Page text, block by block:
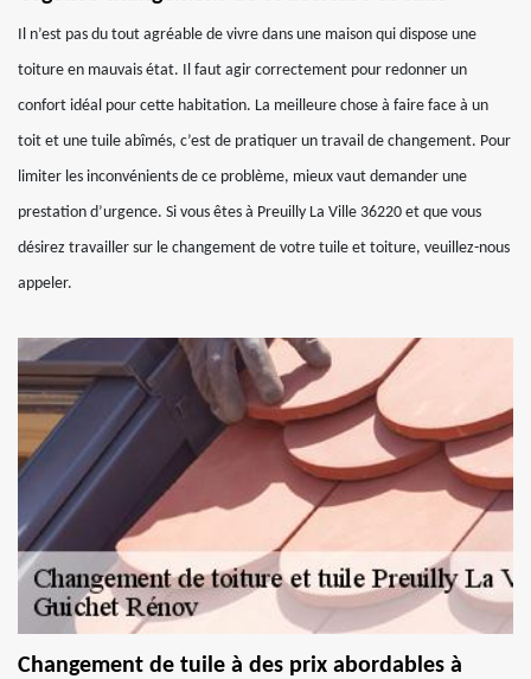
Il n’est pas du tout agréable de vivre dans une maison qui dispose une
toiture en mauvais état. Il faut agir correctement pour redonner un
confort idéal pour cette habitation. La meilleure chose à faire face à un
toit et une tuile abîmés, c’est de pratiquer un travail de changement. Pour
limiter les inconvénients de ce problème, mieux vaut demander une
prestation d’urgence. Si vous êtes à Preuilly La Ville 36220 et que vous
désirez travailler sur le changement de votre tuile et toiture, veuillez-nous
appeler.
Changement de tuile à des prix abordables à